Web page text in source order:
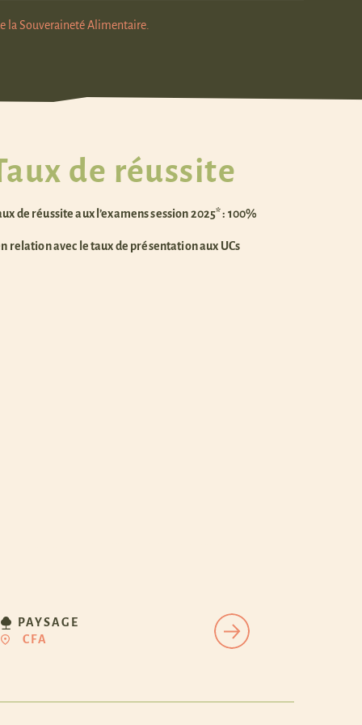
la Souveraineté Alimentaire.
de réussite
de réussite aux l’examens session 2025* : 100%
relation avec le taux de présentation aux UCs
PAYSAGE
CFA